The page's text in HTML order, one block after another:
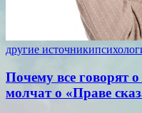
другие источники
Почему все говорят
молчат о «Праве